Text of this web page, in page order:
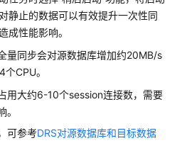
静止的数据可以有效提升一次性同
成性能影响。
量同步会对源数据库增加约20MB/s
CPU。
用大约6-10个session连接数，需要
可参考DRS对源数据库和目标数据